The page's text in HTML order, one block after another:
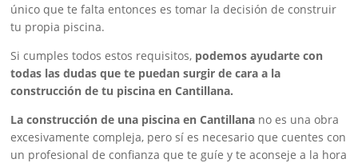
único que te falta entonces es tomar la decisión de construir
tu propia piscina.
Si cumples todos estos requisitos, podemos ayudarte con
todas las dudas que te puedan surgir de cara a la
construcción de tu piscina en Cantillana.
La construcción de una piscina en Cantillana no es una obra
excesivamente compleja, pero sí es necesario que cuentes con
un profesional de confianza que te guíe y te aconseje a la hora